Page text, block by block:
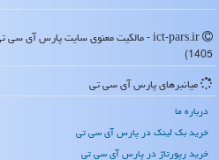
1405)
میانبرهای پارس آی سی تی
درباره ما
خرید بک لینک در پارس آی سی تی
خرید رپورتاژ در پارس آی سی تی